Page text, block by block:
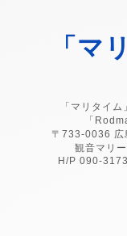
「マ
「マリタイ
「
〒733-0036 広
観音マリ
H/P 090-